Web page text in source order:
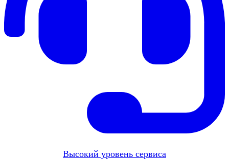
Высокий уровень сервиса